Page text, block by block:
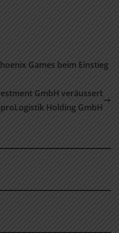
Games beim Einstieg
GmbH veräussert
proLogistik Holding GmbH